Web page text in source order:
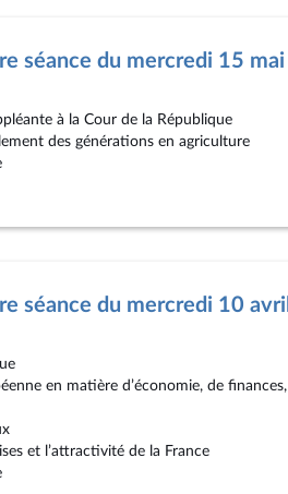
séance du mercredi 15
à la Cour de la République
des générations en agriculture
séance du mercredi 10
en matière d’économie, de
et l’attractivité de la France